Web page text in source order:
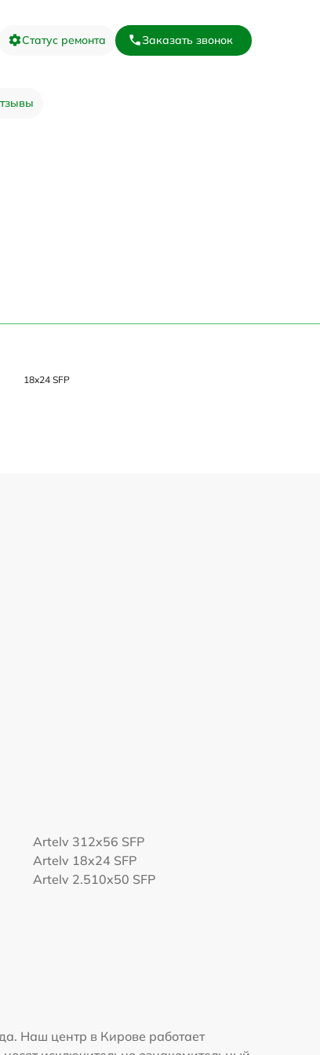
Статус ремонта Заказать звонок
18x24 SFP
Artelv 312x56 SFP
Artelv 18x24 SFP
Artelv 2.510x50 SFP
Наш центр в Кирове работает